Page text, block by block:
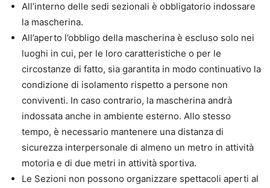
All’interno delle sedi sezionali è obbligatorio indossare
la mascherina.
All’aperto l’obbligo della mascherina è escluso solo nei
luoghi in cui, per le loro caratteristiche o per le
circostanze di fatto, sia garantita in modo continuativo la
condizione di isolamento rispetto a persone non
conviventi. In caso contrario, la mascherina andrà
indossata anche in ambiente esterno. Allo stesso
tempo, è necessario mantenere una distanza di
sicurezza interpersonale di almeno un metro in attività
motoria e di due metri in attività sportiva.
Le Sezioni non possono organizzare spettacoli aperti al